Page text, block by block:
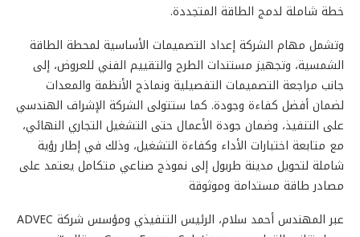
خطة شاملة لدمج الطاقة المتجددة.
وتشمل مهام الشركة إعداد التصميمات الأساسية لمحطة الطاقة
الشمسية، وتجهيز مستندات الطرح والتقييم الفني للعروض، إلى
جانب مراجعة التصميمات التفصيلية ونماذج الأنظمة والمعدات
لضمان أفضل كفاءة وجودة. كما ستتولى الشركة الإشراف الهندسي
على التنفيذ، وضمان جودة الأعمال حتى التشغيل التجاري النهائي،
مع متابعة اختبارات الأداء وكفاءة التشغيل، وذلك في إطار رؤية
شاملة لتحويل مدينة طربول إلى نموذج صناعي متكامل يعتمد على
مصادر طاقة مستدامة وموثوقة
عبر المهندس أحمد سلام، الرئيس التنفيذي ومؤسس شركة ADVEC